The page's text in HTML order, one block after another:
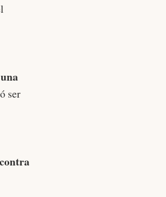
ser